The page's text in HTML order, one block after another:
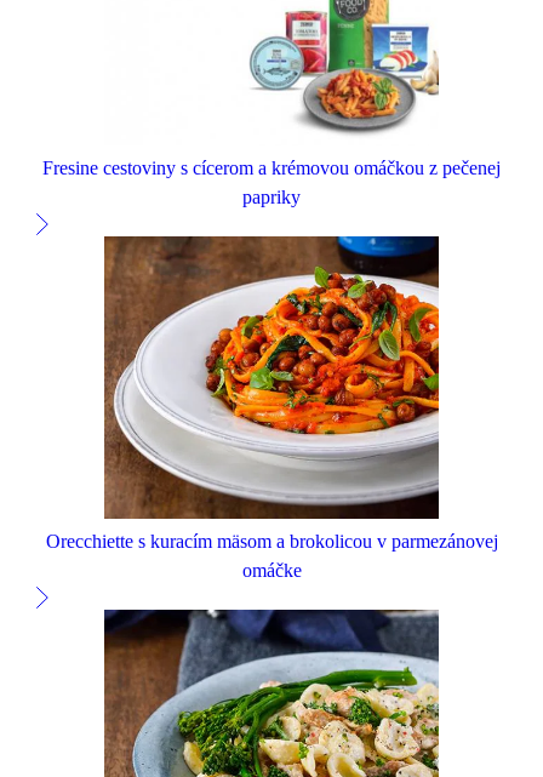
Fresine cestoviny s cícerom a krémovou omáčkou z pečenej
papriky
Orecchiette s kuracím mäsom a brokolicou v parmezánovej
omáčke